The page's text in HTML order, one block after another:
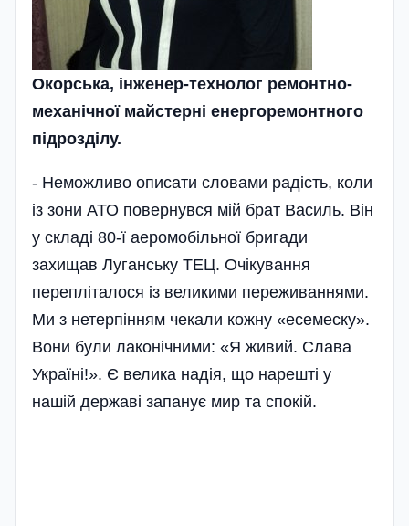
Окорська, інженер-технолог ремонтно-
механічної майстерні енергоремонтного
підрозділу.
- Неможливо описати словами радість, коли
із зони АТО повернувся мій брат Василь. Він
у складі 80-ї аеромобільної бригади
захищав Луганську ТЕЦ. Очікування
перепліталося із великими переживаннями.
Ми з нетерпінням чекали кожну «есемеску».
Вони були лаконічними: «Я живий. Слава
Україні!». Є велика надія, що нарешті у
нашій державі запанує мир та спокій.